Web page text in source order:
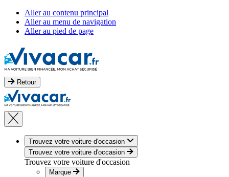
Aller au contenu principal
Aller au menu de navigation
Aller au pied de page
Retour
Trouvez votre voiture d'occasion
Trouvez votre voiture d'occasion
Trouvez votre voiture d'occasion
Marque